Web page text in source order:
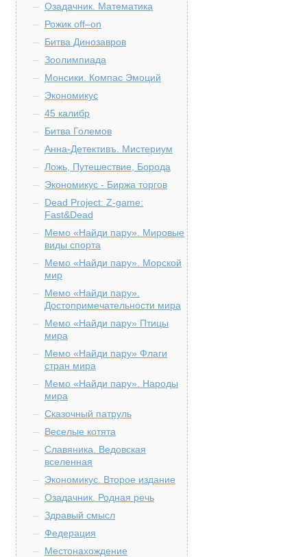
Озадачник. Математика
Рожик off–on
Битва Динозавров
Зоолимпиада
Монсики. Компас Эмоций
Экономикус
45 калибр
Битва Големов
Анна-Детективъ. Мистериум
Ложь, Путешествие, Борода
Экономикус - Биржа торгов
Dead Project: Z-game:
Fast&Dead
Мемо «Найди пару». Мировые
виды спорта
Мемо «Найди пару». Морской
мир
Мемо «Найди пару».
Достопримечательности мира
Мемо «Найди пару» Птицы
мира
Мемо «Найди пару» Флаги
стран мира
Мемо «Найди пару». Народы
мира
Сказочный патруль
Веселые котята
Славяника. Ведовская
вселенная
Экономикус. Второе издание
Озадачник. Родная речь
Здравый смысл
Федерация
Местонахождение